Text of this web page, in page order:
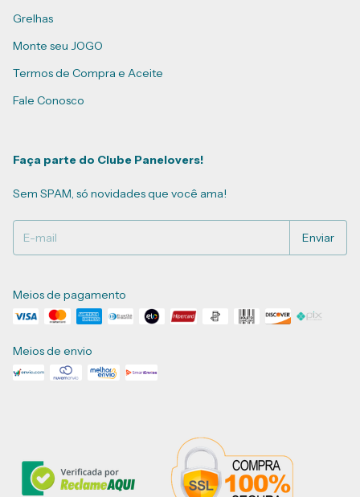
Grelhas
Monte seu JOGO
Termos de Compra e Aceite
Fale Conosco
Faça parte do Clube Panelovers!
Sem SPAM, só novidades que você ama!
Meios de pagamento
Meios de envio